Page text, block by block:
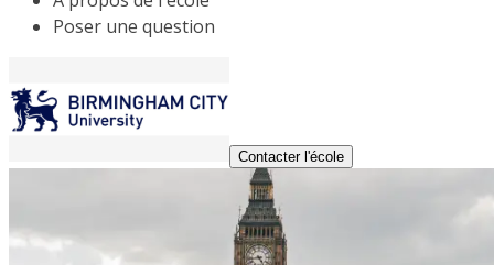
Poser une question
Contacter l'école